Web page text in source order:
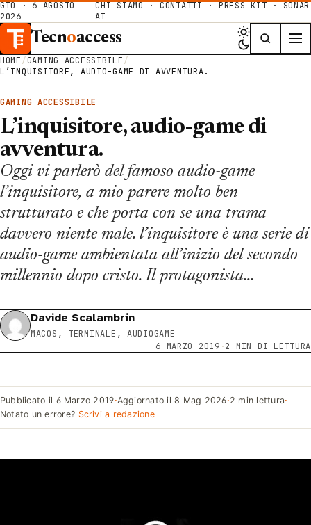
GIO · 6 AGOSTO
2026
CHI SIAMO ·CONTATTI ·PRESS KIT ·SONAR
AI
Tecnoaccess
HOME/GAMING ACCESSIBILE/
L’INQUISITORE, AUDIO-GAME DI AVVENTURA.
GAMING ACCESSIBILE
L’inquisitore, audio-game di
avventura.
Oggi vi parlerò del famoso audio-game
l’inquisitore, a mio parere molto ben
strutturato e che porta con se una trama
davvero niente male. l’inquisitore è una serie di
audio-game ambientata all’inizio del secondo
millennio dopo cristo. Il protagonista…
Davide Scalambrin
MACOS, TERMINALE, AUDIOGAME
6 MARZO 2019 ·2 MIN DI LETTURA
Pubblicato il 6 Marzo 2019·Aggiornato il8 Mag 2026·2 min lettura·
Notato un errore? Scrivi a redazione